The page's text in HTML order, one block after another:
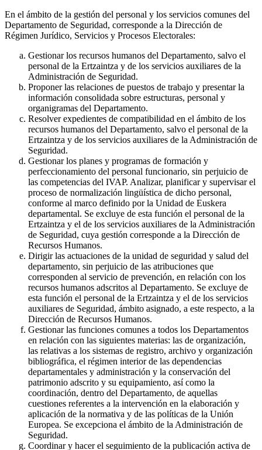
En el ámbito de la gestión del personal y los servicios comunes del
Departamento de Seguridad, corresponde a la Dirección de
Régimen Jurídico, Servicios y Procesos Electorales:
Gestionar los recursos humanos del Departamento, salvo el
personal de la Ertzaintza y de los servicios auxiliares de la
Administración de Seguridad.
Proponer las relaciones de puestos de trabajo y presentar la
información consolidada sobre estructuras, personal y
organigramas del Departamento.
Resolver expedientes de compatibilidad en el ámbito de los
recursos humanos del Departamento, salvo el personal de la
Ertzaintza y de los servicios auxiliares de la Administración de
Seguridad.
Gestionar los planes y programas de formación y
perfeccionamiento del personal funcionario, sin perjuicio de
las competencias del IVAP. Analizar, planificar y supervisar el
proceso de normalización lingüística de dicho personal,
conforme al marco definido por la Unidad de Euskera
departamental. Se excluye de esta función el personal de la
Ertzaintza y el de los servicios auxiliares de la Administración
de Seguridad, cuya gestión corresponde a la Dirección de
Recursos Humanos.
Dirigir las actuaciones de la unidad de seguridad y salud del
departamento, sin perjuicio de las atribuciones que
corresponden al servicio de prevención, en relación con los
recursos humanos adscritos al Departamento. Se excluye de
esta función el personal de la Ertzaintza y el de los servicios
auxiliares de Seguridad, ámbito asignado, a este respecto, a la
Dirección de Recursos Humanos.
Gestionar las funciones comunes a todos los Departamentos
en relación con las siguientes materias: las de organización,
las relativas a los sistemas de registro, archivo y organización
bibliográfica, el régimen interior de las dependencias
departamentales y administración y la conservación del
patrimonio adscrito y su equipamiento, así como la
coordinación, dentro del Departamento, de aquellas
cuestiones referentes a la intervención en la elaboración y
aplicación de la normativa y de las políticas de la Unión
Europea. Se excepciona el ámbito de la Administración de
Seguridad.
Coordinar y hacer el seguimiento de la publicación activa de